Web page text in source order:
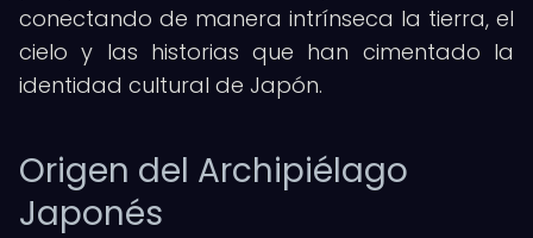
conectando de manera intrínseca la tierra, el
cielo y las historias que han cimentado la
identidad cultural de Japón.
Origen del Archipiélago
Japonés